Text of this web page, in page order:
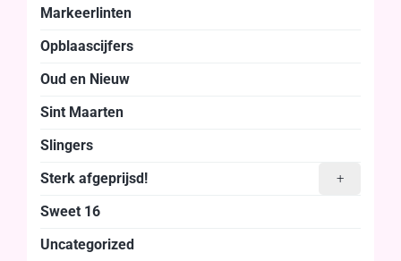
Markeerlinten
Opblaascijfers
Oud en Nieuw
Sint Maarten
Slingers
+
Sterk afgeprijsd!
Sweet 16
Uncategorized